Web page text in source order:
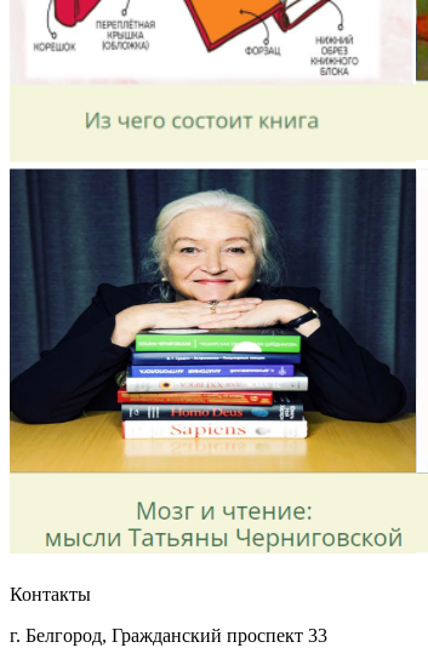
Контакты
г. Белгород, Гражданский проспект 33